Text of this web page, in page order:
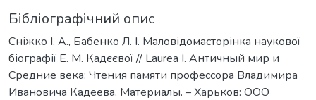
Бібліографічний опис
Сніжко І. А., Бабенко Л. І. Маловідомасторінка наукової
біографії Е. М. Кадєєвої // Laurea I. Античный мир и
Средние века: Чтения памяти профессора Владимира
Ивановича Кадеева. Материалы. – Харьков: ООО